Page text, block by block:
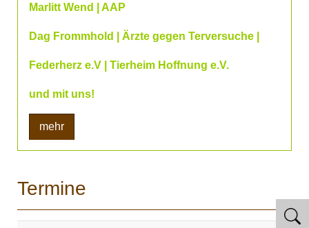
Marlitt Wend | AAP
Dag Frommhold | Ärzte gegen Terversuche |
Federherz e.V | Tierheim Hoffnung e.V.
und mit uns!
mehr
Termine